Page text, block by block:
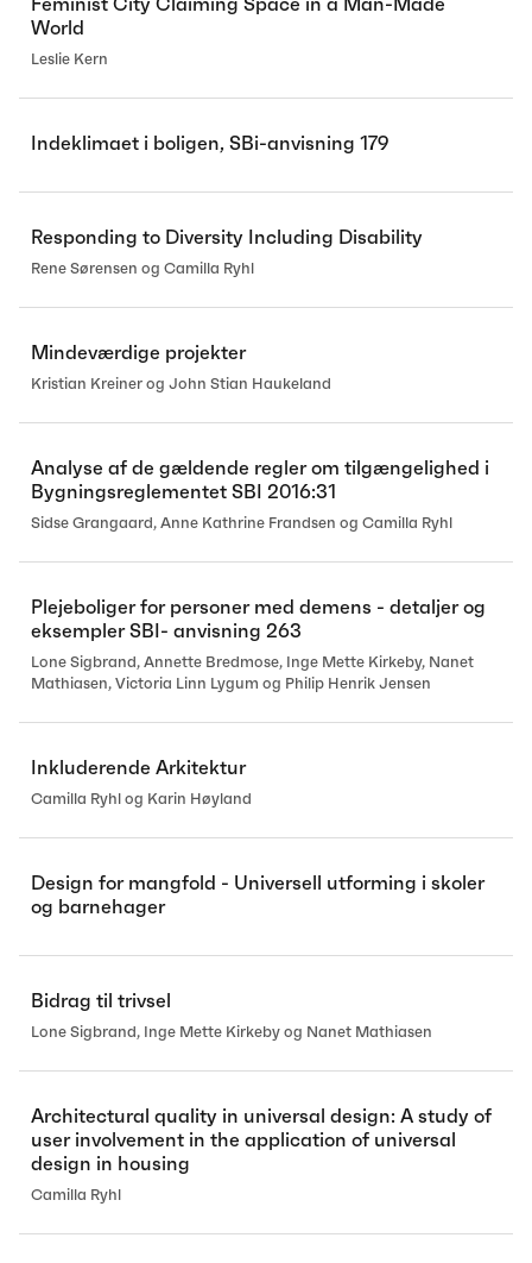
World
Leslie Kern
Indeklimaet i boligen, SBi-anvisning 179
Responding to Diversity Including Disability
Rene Sørensen og Camilla Ryhl
Mindeværdige projekter
Kristian Kreiner og John Stian Haukeland
Analyse af de gældende regler om tilgængelighed i
Bygningsreglementet SBI 2016:31
Sidse Grangaard, Anne Kathrine Frandsen og Camilla Ryhl
Plejeboliger for personer med demens - detaljer og
eksempler SBI- anvisning 263
Lone Sigbrand, Annette Bredmose, Inge Mette Kirkeby, Nanet
Mathiasen, Victoria Linn Lygum og Philip Henrik Jensen
Inkluderende Arkitektur
Camilla Ryhl og Karin Høyland
Design for mangfold - Universell utforming i skoler
og barnehager
Bidrag til trivsel
Lone Sigbrand, Inge Mette Kirkeby og Nanet Mathiasen
Architectural quality in universal design: A study of
user involvement in the application of universal
design in housing
Camilla Ryhl